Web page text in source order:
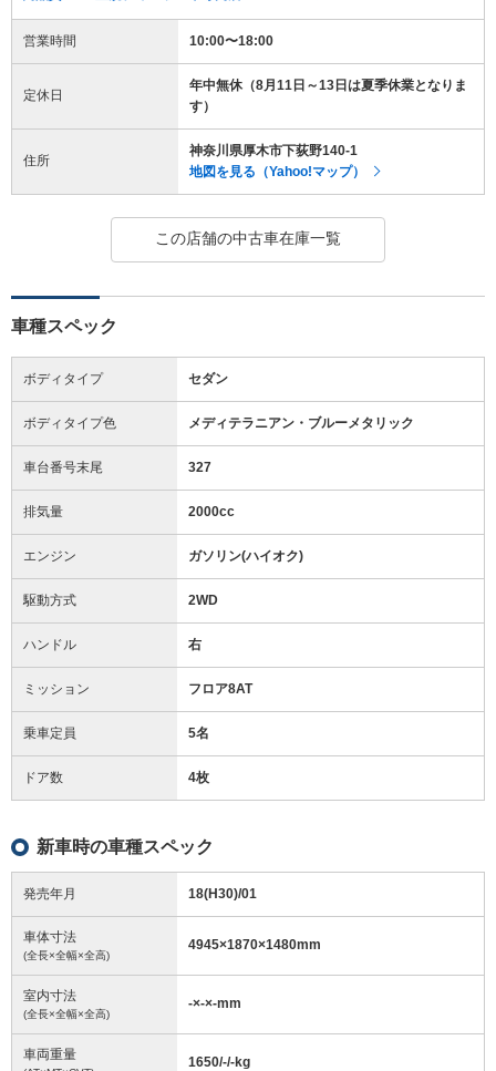
営業時間 10:00〜18:00
定休日
年中無休（8月11日～13日は夏季休業となりま
す）
住所
神奈川県厚木市下荻野140-1
地図を見る（Yahoo!マップ）
この店舗の中古車在庫一覧
車種スペック
ボディタイプ セダン
ボディタイプ色 メディテラニアン・ブルーメタリック
車台番号末尾 327
排気量 2000cc
エンジン ガソリン(ハイオク)
駆動方式 2WD
ハンドル 右
ミッション フロア8AT
乗車定員 5名
ドア数 4枚
新車時の車種スペック
発売年月 18(H30)/01
車体寸法
(全長×全幅×全高)
4945×1870×1480mm
室内寸法
(全長×全幅×全高)
-×-×-mm
車両重量 1650/-/-kg